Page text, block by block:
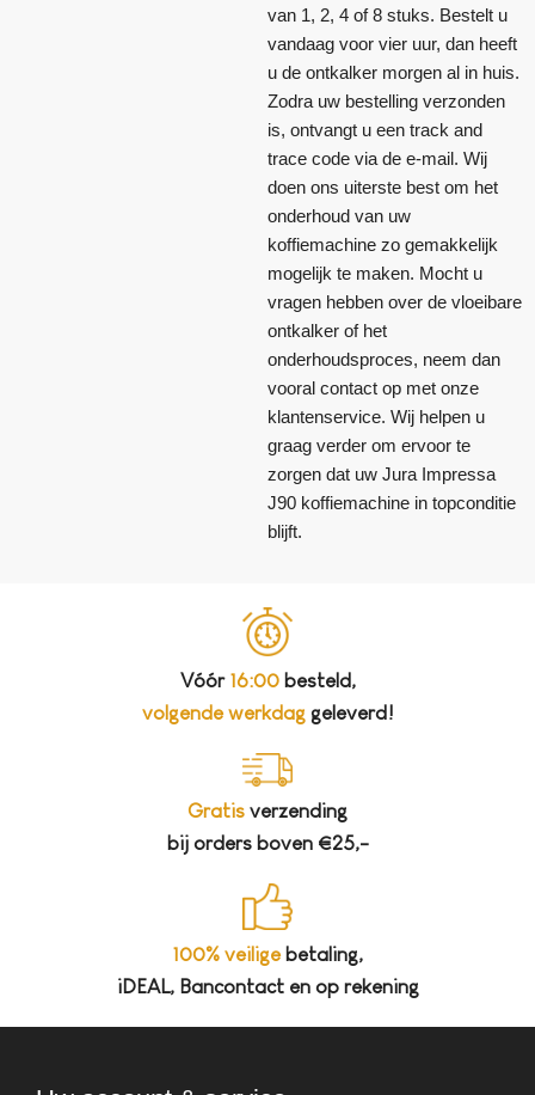
van 1, 2, 4 of 8 stuks. Bestelt u
vandaag voor vier uur, dan heeft
u de ontkalker morgen al in huis.
Zodra uw bestelling verzonden
is, ontvangt u een track and
trace code via de e-mail. Wij
doen ons uiterste best om het
onderhoud van uw
koffiemachine zo gemakkelijk
mogelijk te maken. Mocht u
vragen hebben over de vloeibare
ontkalker of het
onderhoudsproces, neem dan
vooral contact op met onze
klantenservice. Wij helpen u
graag verder om ervoor te
zorgen dat uw Jura Impressa
J90 koffiemachine in topconditie
blijft.
Vóór 16:00besteld,
volgende werkdaggeleverd!
Gratis verzending
bij orders boven €25,-
100% veiligebetaling,
iDEAL, Bancontact en op rekening